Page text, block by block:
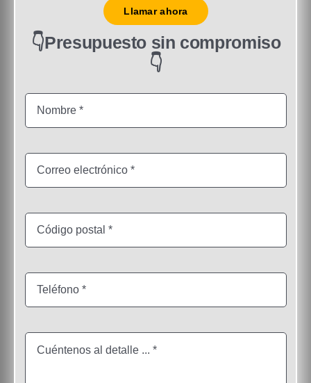
Llamar ahora
👇Presupuesto sin compromiso
👇